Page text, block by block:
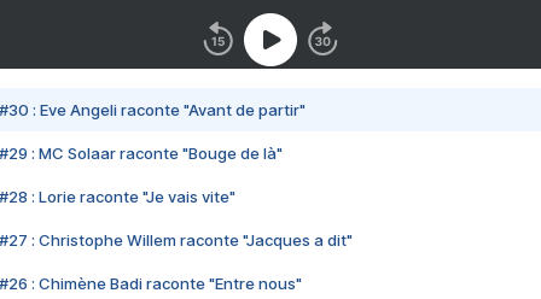
#30 : Eve Angeli raconte "Avant de partir"
#29 : MC Solaar raconte "Bouge de là"
#28 : Lorie raconte "Je vais vite"
#27 : Christophe Willem raconte "Jacques a dit"
#26 : Chimène Badi raconte "Entre nous"